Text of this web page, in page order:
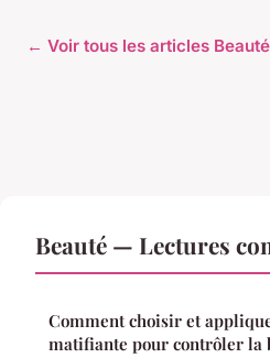
← Voir tous les articles Beauté
Beauté — Lectures
Comment choisir et
matifiante pour contrôler la